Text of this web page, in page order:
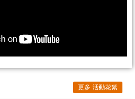
更多 活動花絮